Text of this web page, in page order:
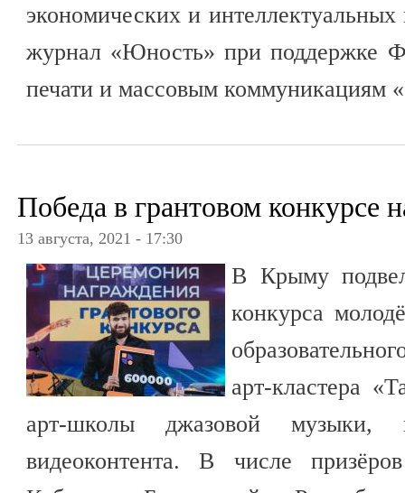
экономических и
журнал «Юность» при поддержке
печати и массовым коммуникациям
Победа в грантовом конкурсе
13 августа, 2021 - 17:30
В Крыму
конкурса
арт-кластера
арт-школы джазовой музыки,
видеоконтента. В числе